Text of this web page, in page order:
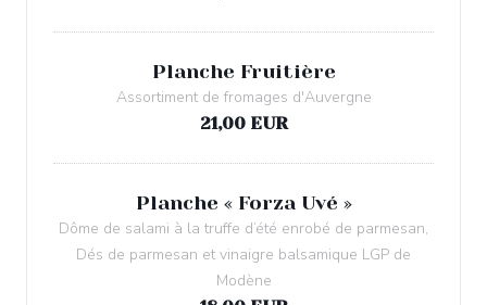
Planche Fruitière
Assortiment de fromages d'Auvergne
21,00 EUR
Planche « Forza Uvé »
Dôme de salami à la truffe d’été enrobé de parmesan,
Dés de parmesan et vinaigre balsamique LGP de
Modène